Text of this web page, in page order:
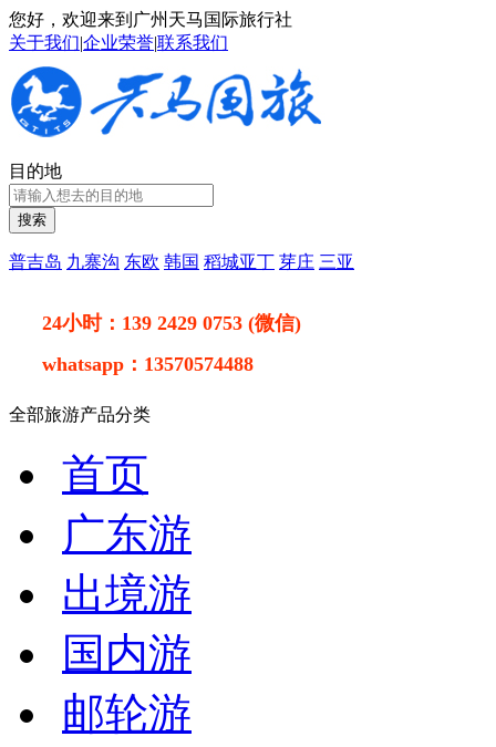
您好，欢迎来到广州天马国际旅行社
关于我们|企业荣誉|联系我们
目的地
搜索
普吉岛 九寨沟 东欧 韩国 稻城亚丁 芽庄 三亚
24小时： 139 2429 0753 (微信)
whatsapp： 13570574488
全部旅游产品分类
首页
广东游
出境游
国内游
邮轮游